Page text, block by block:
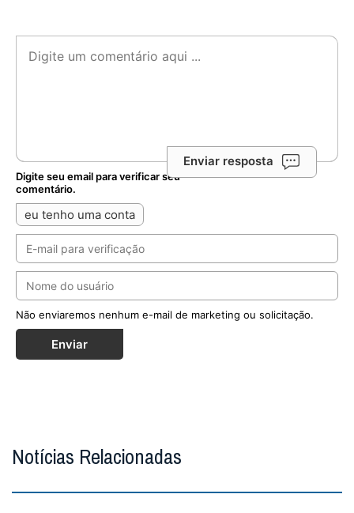
Enviar resposta
Digite seu email para verificar seu
comentário.
eu tenho uma conta
Não enviaremos nenhum e-mail de marketing ou solicitação.
Enviar
Notícias Relacionadas